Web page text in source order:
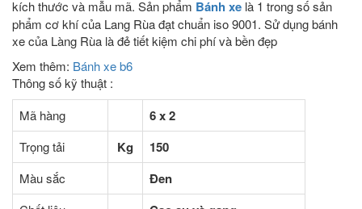
kích thước và mẫu mã. Sản phẩm Bánh xe là 1 trong số sản
phẩm cơ khí của Lang Rùa đạt chuẩn iso 9001. Sử dụng bánh
xe của Làng Rùa là đẻ tiết kiệm chi phí và bền đẹp
Xem thêm: Bánh xe b6
Thông số kỹ thuật :
Mã hàng
6 x 2
Trọng tải Kg 150
Màu sắc Đen